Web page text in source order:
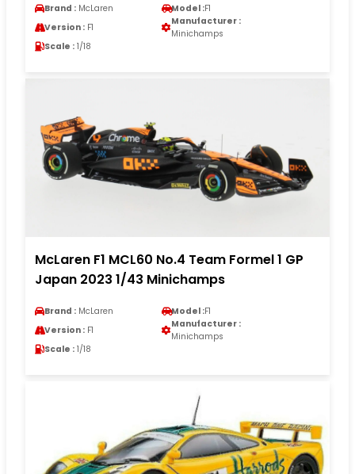
Brand : McLaren Model :F1
Version : F1
Manufacturer :
Minichamps
Scale : 1/18
McLaren F1 MCL60 No.4 Team Formel 1 GP
Japan 2023 1/43 Minichamps
Brand : McLaren Model :F1
Version : F1
Manufacturer :
Minichamps
Scale : 1/18